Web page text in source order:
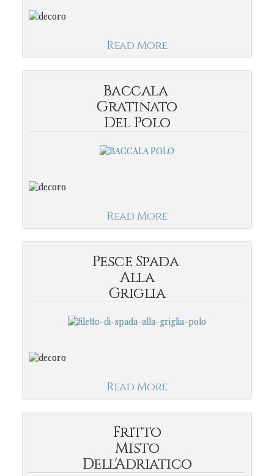
Read More
Baccala
Gratinato
Del Polo
Read More
Pesce Spada
Alla
Griglia
Read More
Fritto
Misto
Dell'Adriatico